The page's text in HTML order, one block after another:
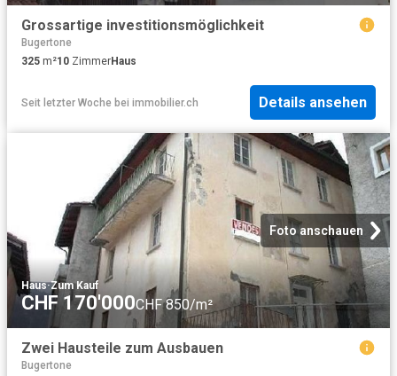
Grossartige investitionsmöglichkeit
Bugertone
325 m²10 ZimmerHaus
Seit letzter Woche bei immobilier.ch Details ansehen
Foto anschauen
Haus·Zum Kauf
CHF 170'000CHF 850/m²
Zwei Hausteile zum Ausbauen
Bugertone